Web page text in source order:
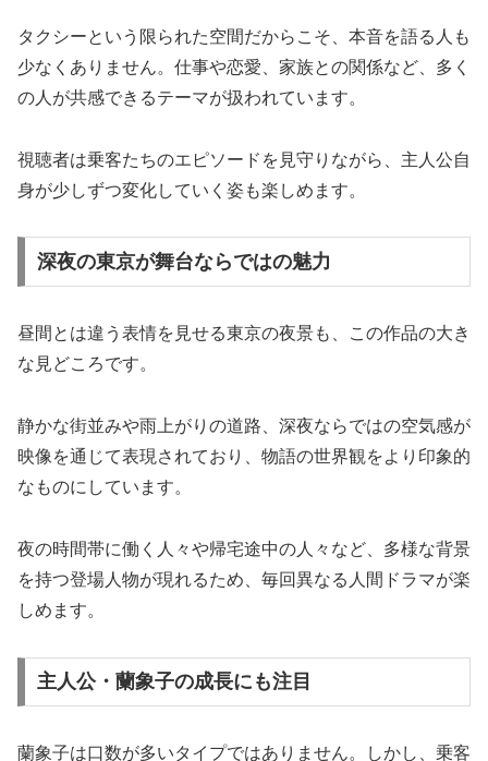
タクシーという限られた空間だからこそ、本音を語る人も
少なくありません。仕事や恋愛、家族との関係など、多く
の人が共感できるテーマが扱われています。
視聴者は乗客たちのエピソードを見守りながら、主人公自
身が少しずつ変化していく姿も楽しめます。
深夜の東京が舞台ならではの魅力
昼間とは違う表情を見せる東京の夜景も、この作品の大き
な見どころです。
静かな街並みや雨上がりの道路、深夜ならではの空気感が
映像を通じて表現されており、物語の世界観をより印象的
なものにしています。
夜の時間帯に働く人々や帰宅途中の人々など、多様な背景
を持つ登場人物が現れるため、毎回異なる人間ドラマが楽
しめます。
主人公・蘭象子の成長にも注目
蘭象子は口数が多いタイプではありません。しかし、乗客